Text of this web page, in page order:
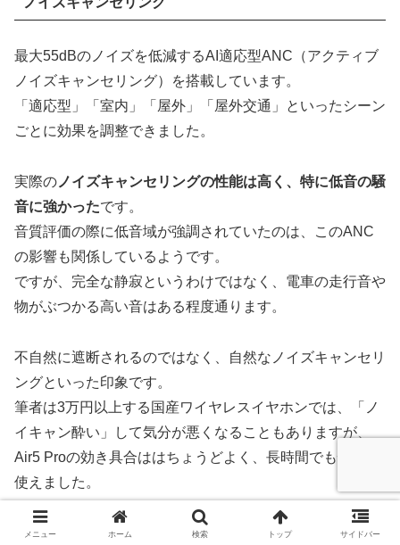
最大55dBのノイズを低減するAI適応型ANC（アクティブ
ノイズキャンセリング）を搭載しています。
「適応型」「室内」「屋外」「屋外交通」といったシーン
ごとに効果を調整できました。
実際の ノイズキャンセリングの性能は高く、特に低音の騒
音に強かったです。
音質評価の際に低音域が強調されていたのは、このANC
の影響も関係しているようです。
ですが、完全な静寂というわけではなく、電車の走行音や
物がぶつかる高い音はある程度通ります。
不自然に遮断されるのではなく、自然なノイズキャンセリ
ングといった印象です。
筆者は3万円以上する国産ワイヤレスイヤホンでは、「ノ
イキャン酔い」して気分が悪くなることもありますが、
Air5 Proの効き具合ははちょうどよく、長時間でも快適に
使えました。
外音取り込み
メニュー ホーム 検索 トップ サイドバー